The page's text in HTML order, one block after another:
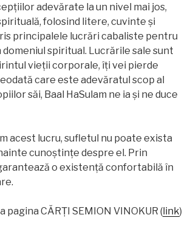
adevărate la un nivel mai jos,
folosind litere, cuvinte și
principalele lucrări cabaliste pentru
spiritual. Lucrările sale sunt
vieții corporale, îţi vei pierde
care este adevăratul scop al
săi, Baal HaSulam ne ia și ne duce
acest lucru, sufletul nu poate exista
cunoștințe despre el. Prin
o existență confortabilă în
pagina CĂRŢI SEMION VINOKUR (link)